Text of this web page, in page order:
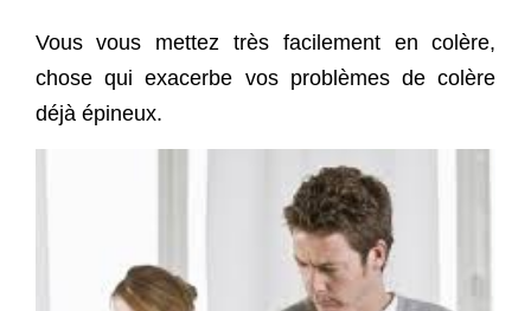
Vous vous mettez très facilement en colère,
chose qui exacerbe vos problèmes de colère
déjà épineux.